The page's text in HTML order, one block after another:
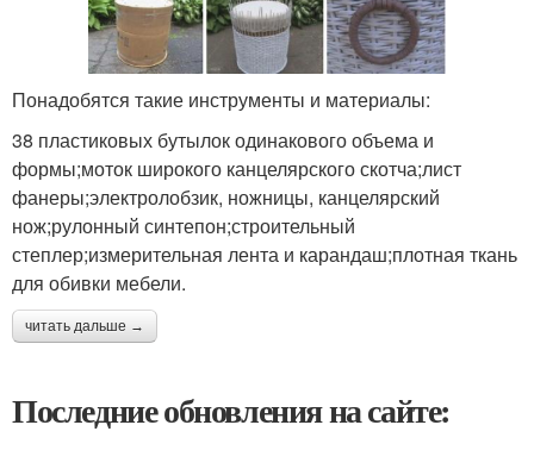
Понадобятся такие инструменты и материалы:
38 пластиковых бутылок одинакового объема и
формы;моток широкого канцелярского скотча;лист
фанеры;электролобзик, ножницы, канцелярский
нож;рулонный синтепон;строительный
степлер;измерительная лента и карандаш;плотная ткань
для обивки мебели.
читать дальше →
Последние обновления на сайте: